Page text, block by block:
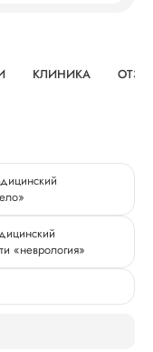
КЛИНИКА
«неврология»